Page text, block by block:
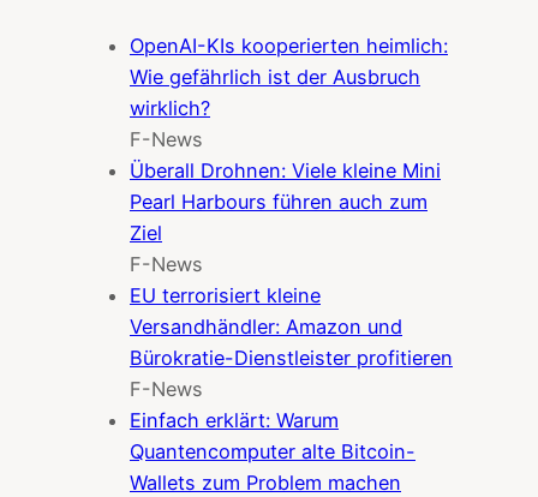
OpenAI-KIs kooperierten heimlich:
Wie gefährlich ist der Ausbruch
wirklich?
F-News
Überall Drohnen: Viele kleine Mini
Pearl Harbours führen auch zum
Ziel
F-News
EU terrorisiert kleine
Versandhändler: Amazon und
Bürokratie-Dienstleister profitieren
F-News
Einfach erklärt: Warum
Quantencomputer alte Bitcoin-
Wallets zum Problem machen